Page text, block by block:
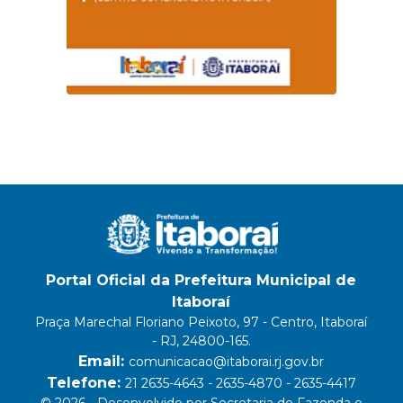
Portal Oficial da Prefeitura Municipal de
Itaboraí
Praça Marechal Floriano Peixoto, 97 - Centro, Itaboraí
- RJ, 24800-165.
Email: comunicacao@itaborai.rj.gov.br
Telefone: 21 2635-4643 - 2635-4870 - 2635-4417